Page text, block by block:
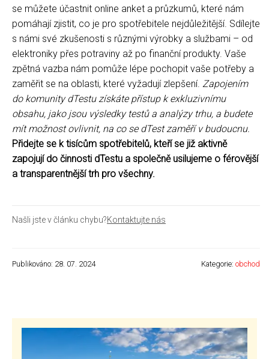
se můžete účastnit online anket a průzkumů, které nám
pomáhají zjistit, co je pro spotřebitele nejdůležitější. Sdílejte
s námi své zkušenosti s různými výrobky a službami – od
elektroniky přes potraviny až po finanční produkty. Vaše
zpětná vazba nám pomůže lépe pochopit vaše potřeby a
zaměřit se na oblasti, které vyžadují zlepšení. Zapojením
do komunity dTestu získáte přístup k exkluzivnímu
obsahu, jako jsou výsledky testů a analýzy trhu, a budete
mít možnost ovlivnit, na co se dTest zaměří v budoucnu.
Přidejte se k tisícům spotřebitelů, kteří se již aktivně
zapojují do činnosti dTestu a společně usilujeme o férovější
a transparentnější trh pro všechny.
Našli jste v článku chybu?Kontaktujte nás
Publikováno: 28. 07. 2024 Kategorie: obchod